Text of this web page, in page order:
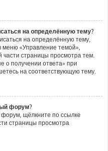
на определённую тему?
на определённую тему,
меню «Управление темой»,
части страницы просмотра тем.
о получении ответа» при
на соответствующую тему.
форум?
щёлкните по ссылке
страницы просмотра